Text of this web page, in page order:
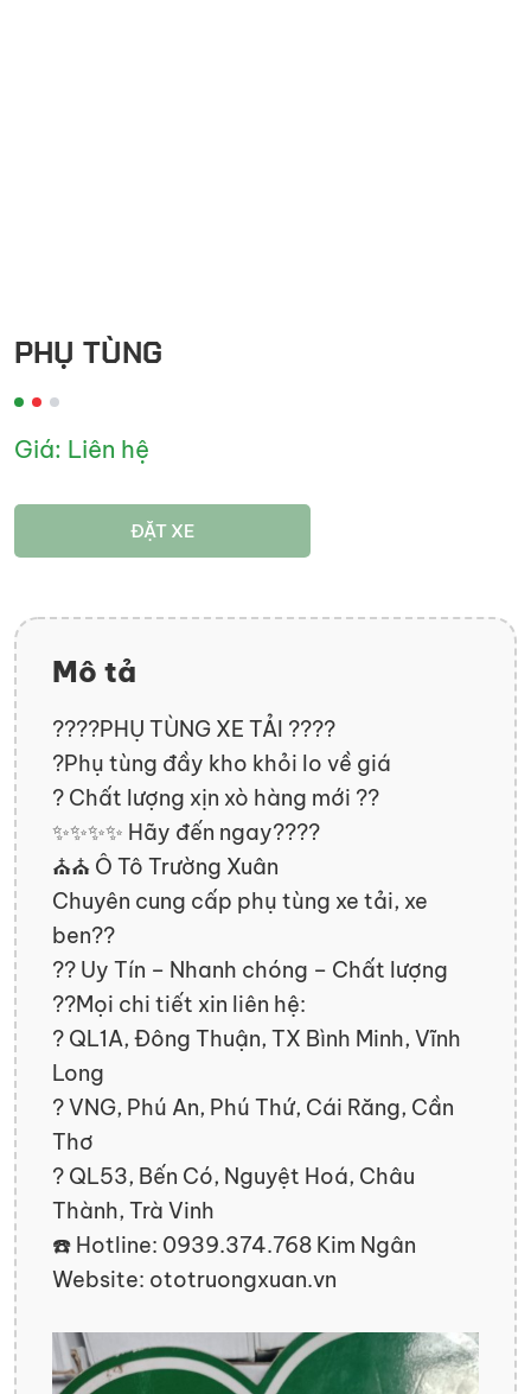
PHỤ TÙNG
Giá: Liên hệ
ĐẶT XE
Mô tả
????PHỤ TÙNG XE TẢI ????
?Phụ tùng đầy kho khỏi lo về giá
? Chất lượng xịn xò hàng mới ??
✨✨✨✨ Hãy đến ngay????
⛪⛪ Ô Tô Trường Xuân
Chuyên cung cấp phụ tùng xe tải, xe
ben??
?? Uy Tín – Nhanh chóng – Chất lượng
??Mọi chi tiết xin liên hệ:
? QL1A, Đông Thuận, TX Bình Minh, Vĩnh
Long
? VNG, Phú An, Phú Thứ, Cái Răng, Cần
Thơ
? QL53, Bến Có, Nguyệt Hoá, Châu
Thành, Trà Vinh
☎️ Hotline: 0939.374.768 Kim Ngân
Website: ototruongxuan.vn